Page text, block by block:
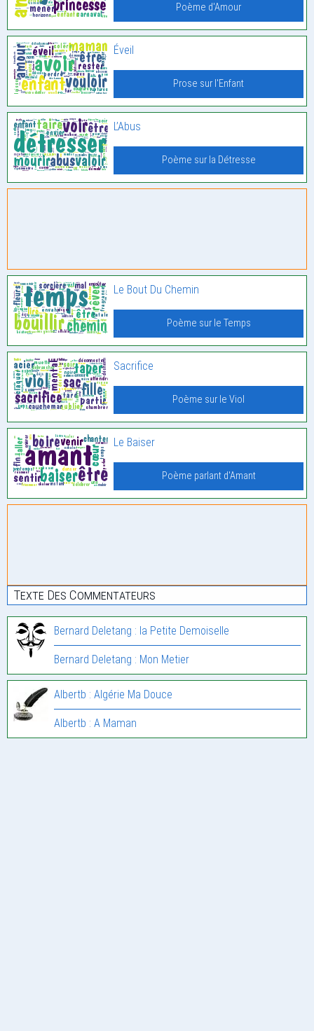
Poème d'Amour
Éveil
Prose sur l'Enfant
L’Abus
Poème sur la Détresse
Le Bout Du Chemin
Poème sur le Temps
Sacrifice
Poème sur le Viol
Le Baiser
Poème parlant d'Amant
Texte Des Commentateurs
Bernard Deletang : la Petite Demoiselle
Bernard Deletang : Mon Metier
Albertb : Algérie Ma Douce
Albertb : A Maman